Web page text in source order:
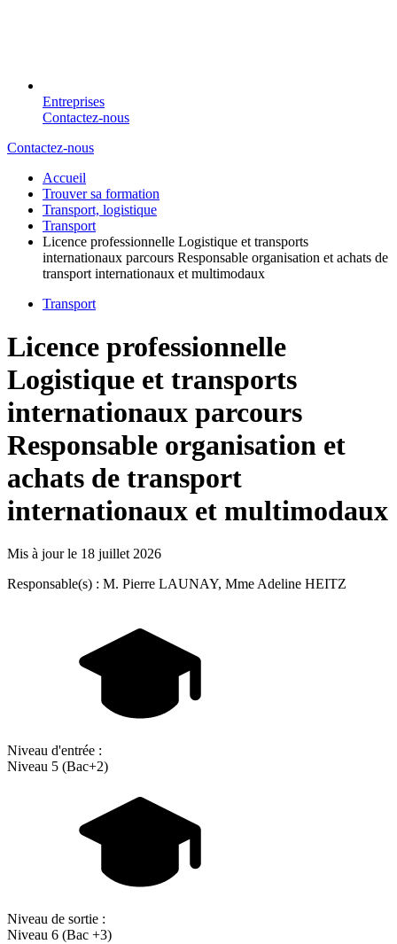
Entreprises
Contactez-nous
Contactez-nous
Accueil
Trouver sa formation
Transport, logistique
Transport
Licence professionnelle Logistique et transports
internationaux parcours Responsable organisation et achats de
transport internationaux et multimodaux
Transport
Licence professionnelle
Logistique et transports
internationaux parcours
Responsable organisation et
achats de transport
internationaux et multimodaux
Mis à jour le 18 juillet 2026
Responsable(s) : M. Pierre LAUNAY, Mme Adeline HEITZ
Niveau d'entrée :
Niveau 5 (Bac+2)
Niveau de sortie :
Niveau 6 (Bac +3)